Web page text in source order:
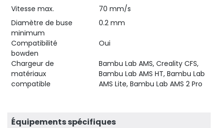
Vitesse max.
70 mm/s
Diamètre de buse
minimum
0.2 mm
Compatibilité
bowden
Oui
Chargeur de
matériaux
compatible
Bambu Lab AMS, Creality CFS,
Bambu Lab AMS HT, Bambu Lab
AMS Lite, Bambu Lab AMS 2 Pro
Équipements spécifiques